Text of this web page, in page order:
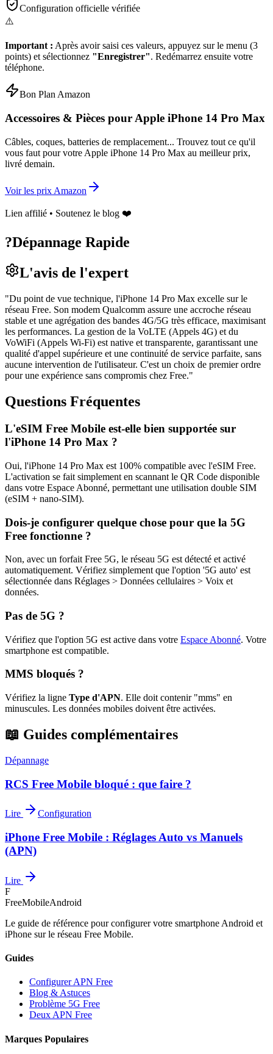
Configuration officielle vérifiée
⚠️
Important : Après avoir saisi ces valeurs, appuyez sur le menu (3
points) et sélectionnez "Enregistrer". Redémarrez ensuite votre
téléphone.
Bon Plan Amazon
Accessoires & Pièces pour Apple iPhone 14 Pro Max
Câbles, coques, batteries de remplacement... Trouvez tout ce qu'il
vous faut pour votre Apple iPhone 14 Pro Max au meilleur prix,
livré demain.
Voir les prix Amazon
Lien affilié • Soutenez le blog ❤️
?Dépannage Rapide
L'avis de l'expert
"Du point de vue technique, l'iPhone 14 Pro Max excelle sur le
réseau Free. Son modem Qualcomm assure une accroche réseau
stable et une agrégation des bandes 4G/5G très efficace, maximisant
les performances. La gestion de la VoLTE (Appels 4G) et du
VoWiFi (Appels Wi-Fi) est native et transparente, garantissant une
qualité d'appel supérieure et une continuité de service parfaite, sans
aucune intervention de l'utilisateur. C'est un choix de premier ordre
pour une expérience sans compromis chez Free."
Questions Fréquentes
L'eSIM Free Mobile est-elle bien supportée sur
l'iPhone 14 Pro Max ?
Oui, l'iPhone 14 Pro Max est 100% compatible avec l'eSIM Free.
L'activation se fait simplement en scannant le QR Code disponible
dans votre Espace Abonné, permettant une utilisation double SIM
(eSIM + nano-SIM).
Dois-je configurer quelque chose pour que la 5G
Free fonctionne ?
Non, avec un forfait Free 5G, le réseau 5G est détecté et activé
automatiquement. Vérifiez simplement que l'option '5G auto' est
sélectionnée dans Réglages > Données cellulaires > Voix et
données.
Pas de 5G ?
Vérifiez que l'option 5G est active dans votre Espace Abonné. Votre
smartphone est compatible.
MMS bloqués ?
Vérifiez la ligne Type d'APN. Elle doit contenir "mms" en
minuscules. Les données mobiles doivent être activées.
📖 Guides complémentaires
Dépannage
RCS Free Mobile bloqué : que faire ?
Lire Configuration
iPhone Free Mobile : Réglages Auto vs Manuels
(APN)
Lire
F
FreeMobileAndroid
Le guide de référence pour configurer votre smartphone Android et
iPhone sur le réseau Free Mobile.
Guides
Configurer APN Free
Blog & Astuces
Problème 5G Free
Deux APN Free
Marques Populaires